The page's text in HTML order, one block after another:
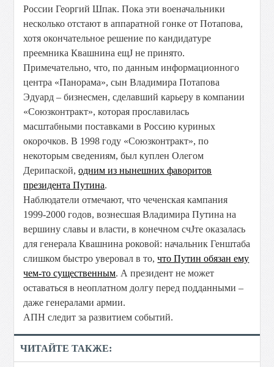
России Георгий Шпак. Пока эти военачальники
несколько отстают в аппаратной гонке от Потапова,
хотя окончательное решение по кандидатуре
преемника Квашнина ещЈ не принято.
Примечательно, что, по данным информационного
центра «Панорама», сын Владимира Потапова
Эдуард – бизнесмен, сделавший карьеру в компании
«Союзконтракт», которая прославилась
масштабными поставками в Россию куриных
окорочков. В 1998 году «Союзконтракт», по
некоторым сведениям, был куплен Олегом
Дерипаской,одним из нынешних фаворитов
президента Путина.
Наблюдатели отмечают, что чеченская кампания
1999-2000 годов, вознесшая Владимира Путина на
вершину славы и власти, в конечном счЈте оказалась
для генерала Квашнина роковой: начальник Генштаба
слишком быстро уверовал в то,что Путин обязан ему
чем-то существенным. А президент не может
оставаться в неоплатном долгу перед подданными –
даже генералами армии.
АПН следит за развитием событий.
ЧИТАЙТЕ ТАКЖЕ: